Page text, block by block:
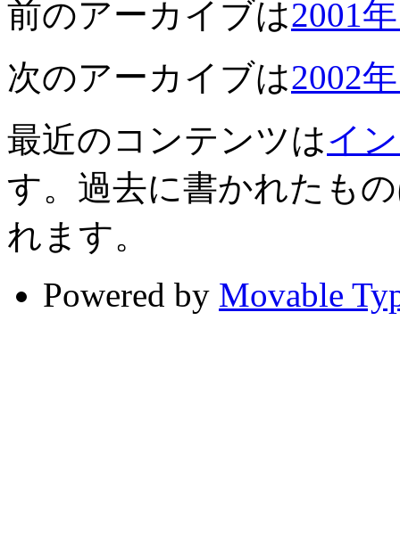
前のアーカイブは2001
次のアーカイブは2002
最近のコンテンツはイ
す。過去に書かれたも
れます。
Powered by Movable